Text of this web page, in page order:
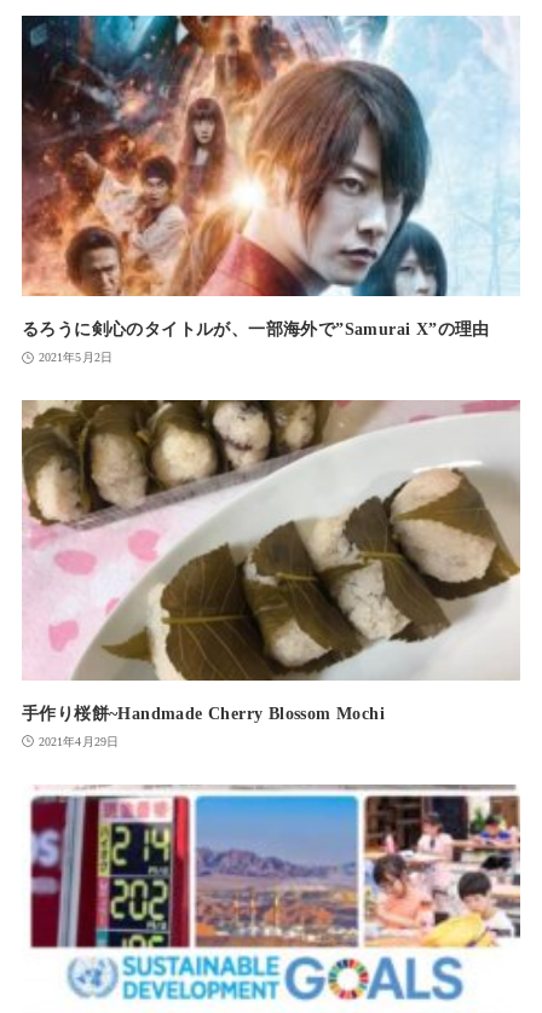
るろうに剣心のタイトルが、一部海外で”Samurai X”の理由
2021年5月2日
手作り桜餅~Handmade Cherry Blossom Mochi
2021年4月29日